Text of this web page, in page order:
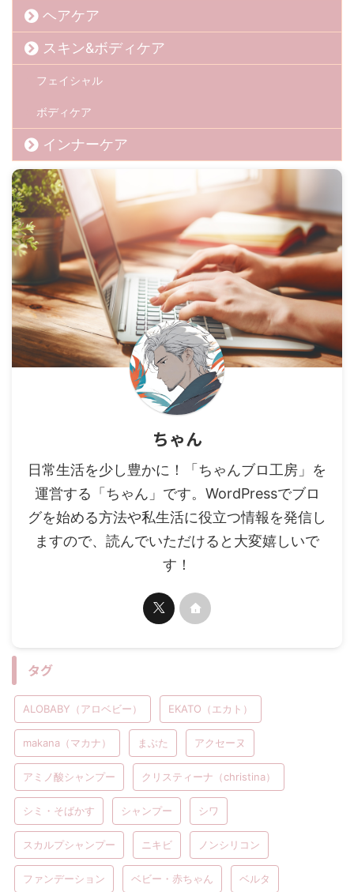
ヘアケア
スキン&ボディケア
フェイシャル
ボディケア
インナーケア
ちゃん
日常生活を少し豊かに！「ちゃんブロ工房」を
運営する「ちゃん」です。WordPressでブロ
グを始める方法や私生活に役立つ情報を発信し
ますので、読んでいただけると大変嬉しいで
す！
タグ
ALOBABY（アロベビー） EKATO（エカト）
makana（マカナ） まぶた アクセーヌ
アミノ酸シャンプー クリスティーナ（christina）
シミ・そばかす シャンプー シワ
スカルプシャンプー ニキビ ノンシリコン
ファンデーション ベビー・赤ちゃん ベルタ